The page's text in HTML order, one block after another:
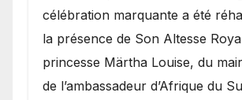
célébration marquante a été
la présence de Son Altesse
princesse Märtha Louise, du
de l’ambassadeur d’Afrique du